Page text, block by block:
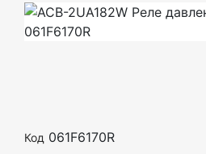
Код 061F6170R